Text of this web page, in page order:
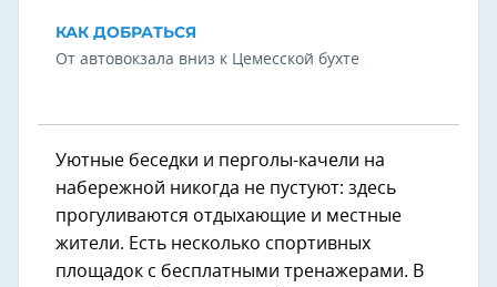
КАК ДОБРАТЬСЯ
От автовокзала вниз к Цемесской бухте
Уютные беседки и перголы-качели на
набережной никогда не пустуют: здесь
прогуливаются отдыхающие и местные
жители. Есть несколько спортивных
площадок с бесплатными тренажерами. В